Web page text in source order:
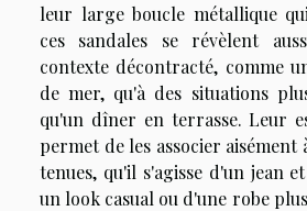
leur large boucle métallique
ces sandales se révèlent
contexte décontracté, comme
de mer, qu'à des situations
qu'un dîner en terrasse. Leur
permet de les associer
tenues, qu'il s'agisse d'un jean
un look casual ou d'une robe